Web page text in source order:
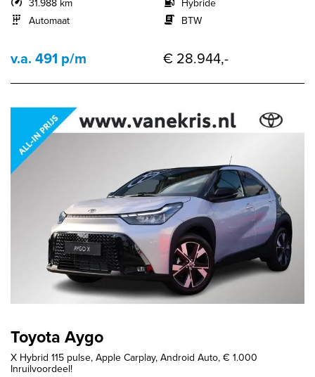
31.988 km
Automaat
Hybride
BTW
v.a. 491 p/m € 28.944,-
Toyota Aygo
X Hybrid 115 pulse, Apple Carplay, Android Auto, € 1.000
Inruilvoordeel!